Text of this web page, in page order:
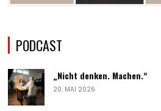
PODCAST
„Nicht denken. Machen.“
20. MAI 2026